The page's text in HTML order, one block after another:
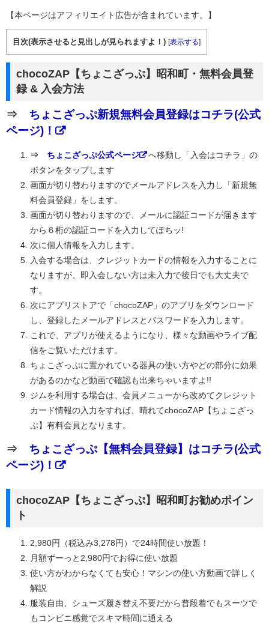
【本ページはアフィリエイト広告が含まれています。】
目次(表示させると見出しが見られますよ！) [表示する]
chocoZAP【ちょこざっぷ】昭和町・無料会員登
録 & 入会方法
⇒ ちょこざっぷ新規無料会員登録はコチラ(公式
ページ)！
⇒ ちょこざっぷ公式ページ
へ移動し「入会はコチラ」の
ボタンをタップします
画面が切り替わりますのでメールアドレスを入力し「新規無
料会員登録」をします。
画面が切り替わりますので、メールに認証コードが届きます
から６桁の認証コードを入力してぽちッ!
次に個人情報を入力します。
入会する場合は、クレジットカードの情報を入力することに
なりますが、即入会しない方は未入力で後日でも大丈夫で
す。
次にアプリストアで「chocoZAP」のアプリをダウンロード
し、登録したメールアドレスとパスワードを入力します。
これで、アプリが使えるようになり、様々な動画やライブ配
信をご覧いただけます。
ちょこざっぷに置かれている器具の使い方やどの部分に効果
があるのかなど動画で確認も出来ちゃいますよ!!
ジムを利用する場合は、会員メニューから改めてクレジット
カード情報の入力をすれば、晴れてchocoZAP【ちょこざっ
ぷ】有料会員となります。
⇒ ちょこざっぷ【無料会員登録】はコチラ(公式
ページ)！
chocoZAP【ちょこざっぷ】昭和町お勧めポイン
ト
2,980円（税込み3,278円）で24時間使い放題！
月額ずーっと2,980円でお得に使い放題
使い方がわからなくても安心！マシンの使い方動画で詳しく
解説
服装自由、シューズ履き替え不要だから普段着でもスーツで
もコンビニ感覚でスキマ時間に通える